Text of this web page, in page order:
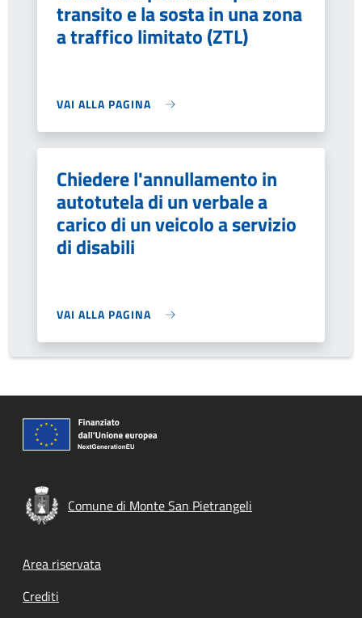
transito e la sosta in una zona
a traffico limitato (ZTL)
VAI ALLA PAGINA
Chiedere l'annullamento in
autotutela di un verbale a
carico di un veicolo a servizio
di disabili
VAI ALLA PAGINA
Comune di Monte San Pietrangeli
Footer menu
Area riservata
Crediti